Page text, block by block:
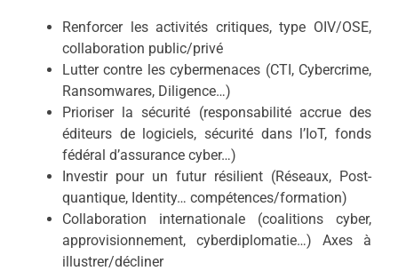
Renforcer les activités critiques, type OIV/OSE,
collaboration public/privé
Lutter contre les cybermenaces (CTI, Cybercrime,
Ransomwares, Diligence…)
Prioriser la sécurité (responsabilité accrue des
éditeurs de logiciels, sécurité dans l’IoT, fonds
fédéral d’assurance cyber…)
Investir pour un futur résilient (Réseaux, Post-
quantique, Identity… compétences/formation)
Collaboration internationale (coalitions cyber,
approvisionnement, cyberdiplomatie…) Axes à
illustrer/décliner